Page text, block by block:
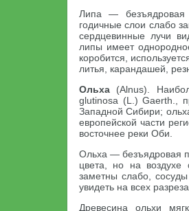
Липа — безъядровая
годичные слои слабо
сердцевинные лучи
липы имеет
коробится,
литья, карандашей,
Ольха (Alnus).
glutinosa (L.) Gaerth.,
Западной Сибири;
европейской части
восточнее реки Оби.
Ольха — безъядровая
цвета, но на воздухе
заметны слабо,
увидеть на всех
Древесина ольхи